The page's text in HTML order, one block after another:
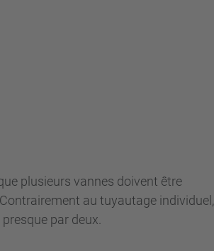
plusieurs vannes doivent être
au tuyautage individuel,
par deux.